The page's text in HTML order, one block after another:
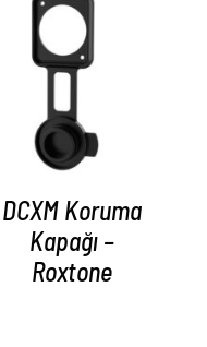
DCXM Koruma
Kapağı –
Roxtone